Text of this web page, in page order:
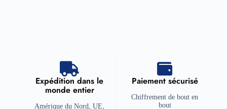
Expédition dans le
monde entier
Amérique du Nord, UE,
Paiement sécurisé
Chiffrement de bout en
bout